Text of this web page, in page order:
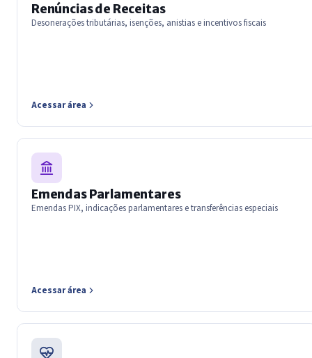
Renúncias de Receitas
Desonerações tributárias, isenções, anistias e incentivos fiscais
Acessar área
Emendas Parlamentares
Emendas PIX, indicações parlamentares e transferências especiais
Acessar área